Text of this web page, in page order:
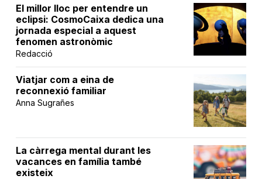
El millor lloc per entendre un
eclipsi: CosmoCaixa dedica una
jornada especial a aquest
fenomen astronòmic
Redacció
Viatjar com a eina de
reconnexió familiar
Anna Sugrañes
La càrrega mental durant les
vacances en família també
existeix